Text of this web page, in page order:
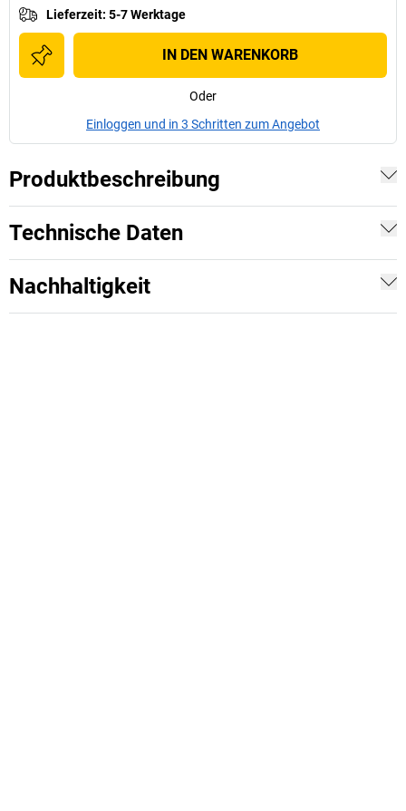
Lieferzeit: 5-7 Werktage
IN DEN WARENKORB
Oder
Einloggen und in 3 Schritten zum Angebot
Produktbeschreibung
Technische Daten
Nachhaltigkeit